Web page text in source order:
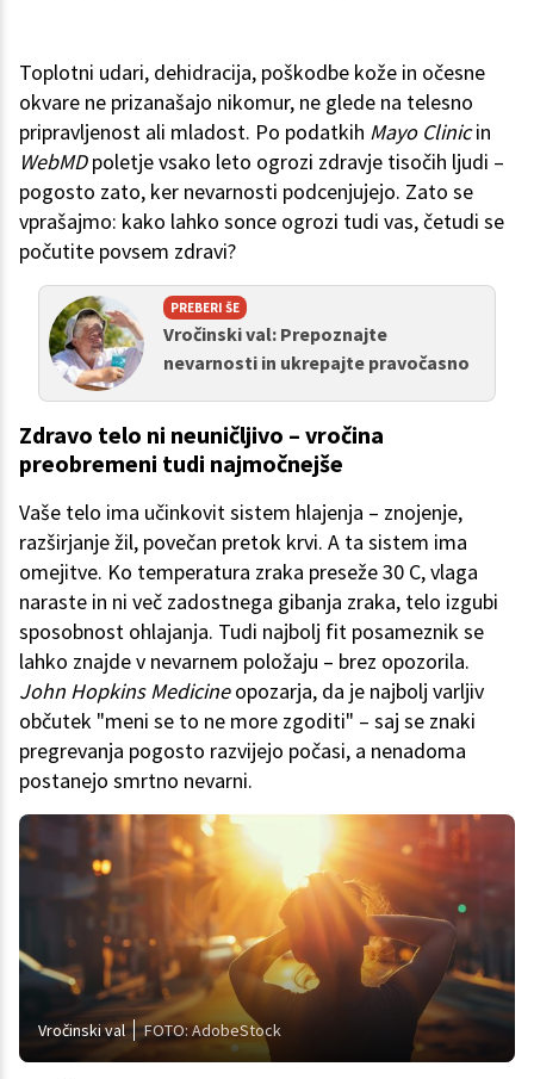
Toplotni udari, dehidracija, poškodbe kože in očesne
okvare ne prizanašajo nikomur, ne glede na telesno
pripravljenost ali mladost. Po podatkih Mayo Clinicin
WebMDpoletje vsako leto ogrozi zdravje tisočih ljudi –
pogosto zato, ker nevarnosti podcenjujejo. Zato se
vprašajmo: kako lahko sonce ogrozi tudi vas, četudi se
počutite povsem zdravi?
PREBERI ŠE
Vročinski val: Prepoznajte
nevarnosti in ukrepajte pravočasno
Zdravo telo ni neuničljivo – vročina
preobremeni tudi najmočnejše
Vaše telo ima učinkovit sistem hlajenja – znojenje,
razširjanje žil, povečan pretok krvi. A ta sistem ima
omejitve. Ko temperatura zraka preseže 30 C, vlaga
naraste in ni več zadostnega gibanja zraka, telo izgubi
sposobnost ohlajanja. Tudi najbolj fit posameznik se
lahko znajde v nevarnem položaju – brez opozorila.
John Hopkins Medicineopozarja, da je najbolj varljiv
občutek "meni se to ne more zgoditi" – saj se znaki
pregrevanja pogosto razvijejo počasi, a nenadoma
postanejo smrtno nevarni.
Vročinski val FOTO: AdobeStock